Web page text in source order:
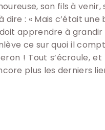
son fils à venir,
: « Mais c’était une
apprendre à
ce sur quoi il
! Tout s’écroule,
plus les derniers